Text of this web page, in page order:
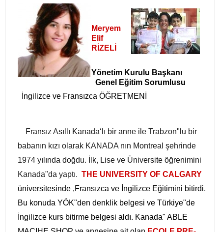
Meryem
Elif
RİZELİ
Yönetim Kurulu Başkanı
Genel Eğitim Sorumlusu
İngilizce ve Fransızca ÖĞRETMENİ
Fransız Asıllı Kanada‘lı bir anne ile Trabzon"lu bir
babanın kızı olarak KANADA nın Montreal şehrinde
1974 yılında doğdu. İlk, Lise ve Üniversite öğrenimini
Kanada"da yaptı. THE UNIVERSITY OF CALGARY
üniversitesinde ,Fransızca ve İngilizce Eğitimini bitirdi.
Bu konuda YÖK"den denklik belgesi ve Türkiye"de
İngilizce kurs bitirme belgesi aldı. Kanada" ABLE